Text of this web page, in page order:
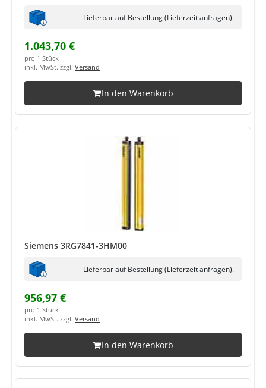
Lieferbar auf Bestellung (Lieferzeit anfragen).
1.043,70 €
pro 1 Stück
inkl. MwSt. zzgl. Versand
In den Warenkorb
Siemens 3RG7841-3HM00
Lieferbar auf Bestellung (Lieferzeit anfragen).
956,97 €
pro 1 Stück
inkl. MwSt. zzgl. Versand
In den Warenkorb